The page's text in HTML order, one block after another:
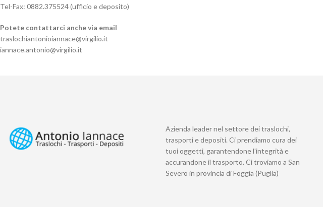
Tel-Fax: 0882.375524 (ufficio e deposito)
Potete contattarci anche via email
traslochiantonioiannace@virgilio.it
iannace.antonio@virgilio.it
Azienda leader nel settore dei traslochi,
trasporti e depositi. Ci prendiamo cura dei
tuoi oggetti, garantendone l'integrità e
accurandone il trasporto. Ci troviamo a San
Severo in provincia di Foggia (Puglia)